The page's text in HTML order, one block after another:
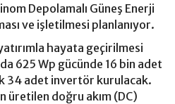
Depolamalı Güneş Enerji
ve işletilmesi planlanıyor.
hayata geçirilmesi
625 Wp gücünde 16 bin adet
34 adet invertör kurulacak.
üretilen doğru akım (DC)